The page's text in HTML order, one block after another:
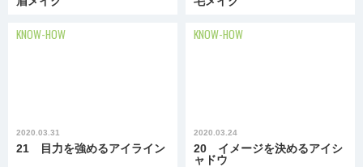
KNOW-HOW
2020.03.31
21 目力を強めるアイライン
KNOW-HOW
2020.03.24
20 イメージを決めるアイシ
ャドウ